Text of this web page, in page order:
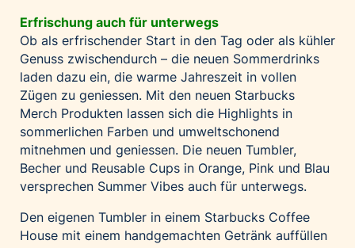
Erfrischung auch für unterwegs
Ob als erfrischender Start in den Tag oder als kühler
Genuss zwischendurch – die neuen Sommerdrinks
laden dazu ein, die warme Jahreszeit in vollen
Zügen zu geniessen. Mit den neuen Starbucks
Merch Produkten lassen sich die Highlights in
sommerlichen Farben und umweltschonend
mitnehmen und geniessen. Die neuen Tumbler,
Becher und Reusable Cups in Orange, Pink und Blau
versprechen Summer Vibes auch für unterwegs.
Den eigenen Tumbler in einem Starbucks Coffee
House mit einem handgemachten Getränk auffüllen